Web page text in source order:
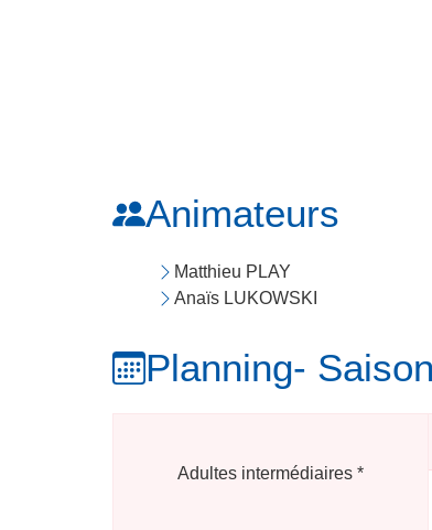
Animateurs
Matthieu PLAY
Anaïs LUKOWSKI
Planning-
Adultes intermédiaires *